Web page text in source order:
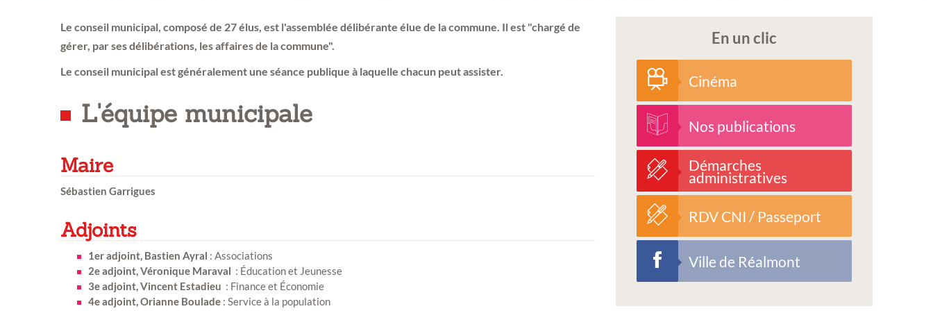
Le conseil municipal, composé de 27 élus, est l'assemblée délibérante élue de la commune. Il est "chargé de
gérer, par ses délibérations, les affaires de la commune".
Le conseil municipal est généralement une séance publique à laquelle chacun peut assister.
L'équipe municipale
Maire
Sébastien Garrigues
Adjoints
1er adjoint, Bastien Ayral : Associations
2e adjoint, Véronique Maraval : Éducation et Jeunesse
3e adjoint, Vincent Estadieu : Finance et Économie
4e adjoint, Orianne Boulade : Service à la population
En un clic
Cinéma
Nos publications
Démarches
administratives
RDV CNI / Passeport
Ville de Réalmont